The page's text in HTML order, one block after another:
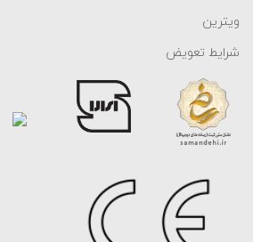
ویترین
شرایط تعویض